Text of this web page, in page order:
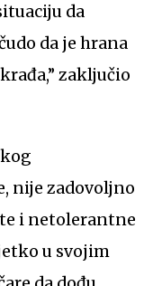
da
da je hrana
zaključio
nije zadovoljno
i netolerantne
u svojim